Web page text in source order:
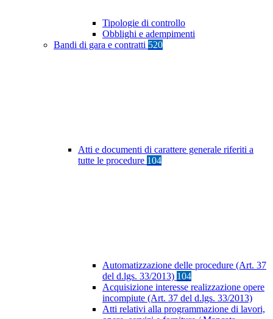
Tipologie di controllo
Obblighi e adempimenti
Bandi di gara e contratti 520
Atti e documenti di carattere generale riferiti a
tutte le procedure 104
Automatizzazione delle procedure (Art. 37
del d.lgs. 33/2013) 104
Acquisizione interesse realizzazione opere
incompiute (Art. 37 del d.lgs. 33/2013)
Atti relativi alla programmazione di lavori,